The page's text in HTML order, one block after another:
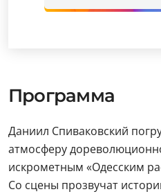
Программа
Даниил Спиваковский
атмосферу
искрометным «Одесским
Со сцены прозвучат